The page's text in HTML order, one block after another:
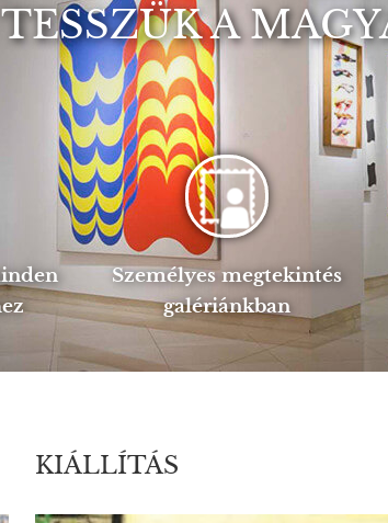
A
Személyes megtekintés
galériánkban
KIÁLLÍTÁS